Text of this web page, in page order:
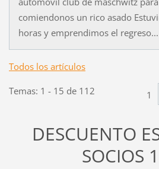
comiendonos un rico asado
horas y emprendimos el regreso...
Todos los artículos
Temas: 1 - 15 de 112 1
DESCUENTO
SOCIOS